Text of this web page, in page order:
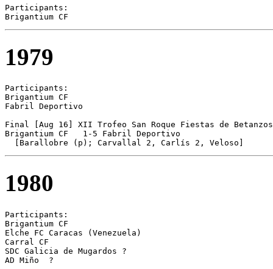
Participants:
1979
Participants:
Brigantium CF
Fabril Deportivo
Final [Aug 16] XII Trofeo San Roque Fiestas de Betanzos
Brigantium CF	1-5 Fabril Deportivo
  [Barallobre (p); Carvallal 2, Carlís 2, Veloso]
1980
Participants:
Brigantium CF
Elche FC Caracas (Venezuela)
Carral CF
SDC Galicia de Mugardos ?
AD Miño  ?